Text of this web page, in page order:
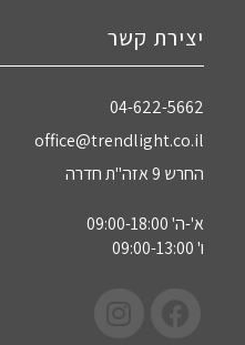
יצירת קשר
04-622-5662‏
office@trendlight.co.il
החרש 9 אזה"ת חדרה
א'-ה' 09:00-18:00
ו' 09:00-13:00